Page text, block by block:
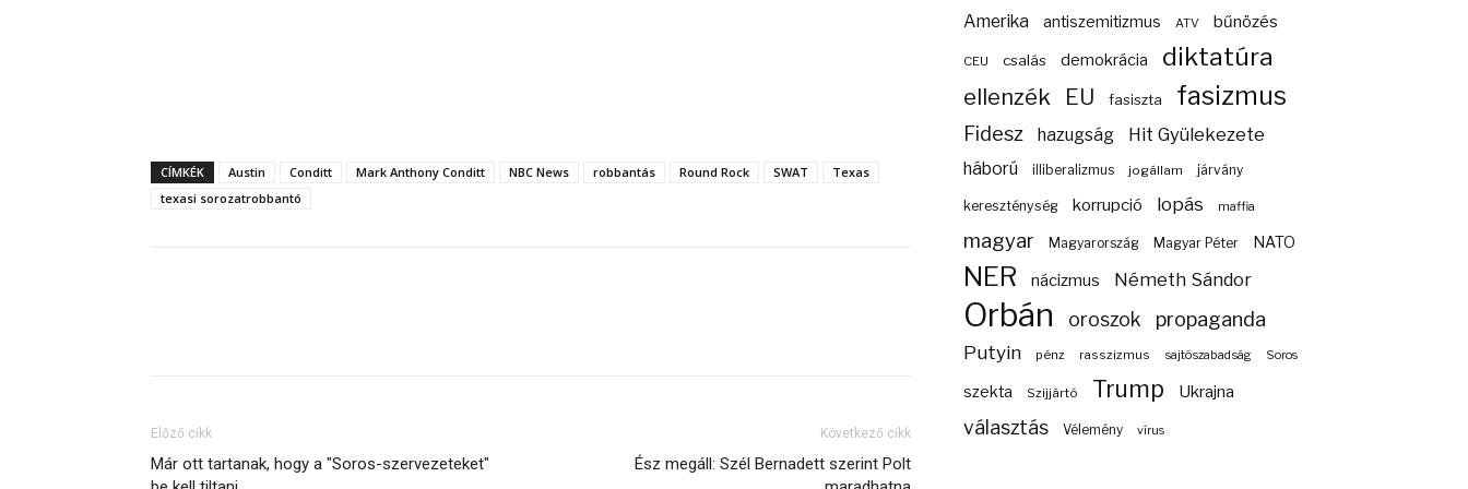
CÍMKÉK Austin Conditt Mark Anthony Conditt NBC News robbantás Round Rock SWAT
Texas
texasi sorozatrobbantó
Előző cikk
Már ott tartanak, hogy a "Soros-szervezeteket"
Következő cikk
Ész megáll: Szél Bernadett szerint Polt
Amerika antiszemitizmus ATV bűnözés
CEU csalás demokrácia diktatúra
ellenzék EU fasiszta fasizmus
Fidesz hazugság Hit Gyülekezete
háború illiberalizmus jogállam járvány
kereszténység korrupció lopás maffia
magyar Magyarország Magyar Péter NATO
NER nácizmus Németh Sándor
Orbán oroszok propaganda
Putyin pénz rasszizmus sajtószabadság Soros
szekta Szijjártó Trump Ukrajna
választás Vélemény vírus